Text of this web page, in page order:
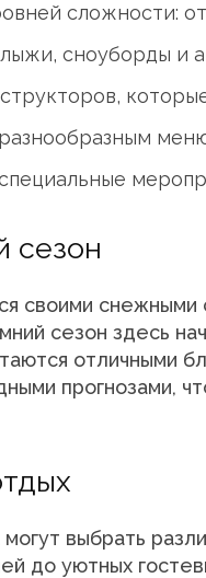
сложности:
сноуборды и
сезон
своими снежными
сезон здесь
отличными
прогнозами,
выбрать
до уютных